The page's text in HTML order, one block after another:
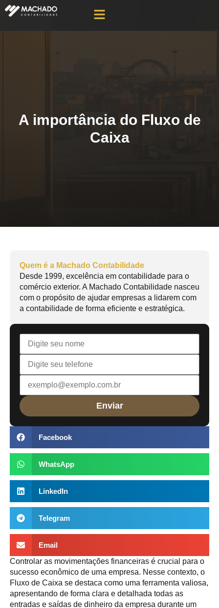
A importância do Fluxo de
Caixa
Quem é a Machado Contabilidade
Desde 1999, excelência em contabilidade para o
comércio exterior. A Machado Contabilidade nasceu
com o propósito de ajudar empresas a lidarem com
a contabilidade de forma eficiente e estratégica.
Facebook
WhatsApp
LinkedIn
Telegram
Email
Controlar as movimentações financeiras é crucial para o
sucesso econômico de uma empresa. Nesse contexto, o
Fluxo de Caixa se destaca como uma ferramenta valiosa,
apresentando de forma clara e detalhada todas as
entradas e saídas de dinheiro da empresa durante um